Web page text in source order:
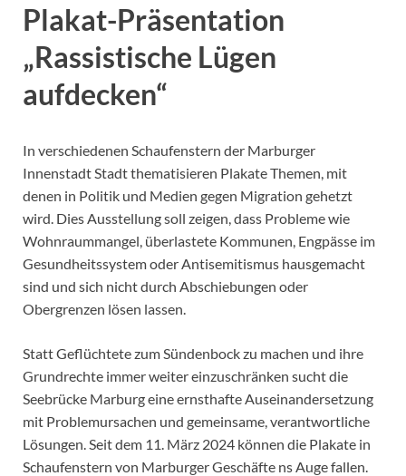
Plakat-Präsentation
„Rassistische Lügen
aufdecken“
In verschiedenen Schaufenstern der Marburger
Innenstadt Stadt thematisieren Plakate Themen, mit
denen in Politik und Medien gegen Migration gehetzt
wird. Dies Ausstellung soll zeigen, dass Probleme wie
Wohnraummangel, überlastete Kommunen, Engpässe im
Gesundheitssystem oder Antisemitismus hausgemacht
sind und sich nicht durch Abschiebungen oder
Obergrenzen lösen lassen.
Statt Geflüchtete zum Sündenbock zu machen und ihre
Grundrechte immer weiter einzuschränken sucht die
Seebrücke Marburg eine ernsthafte Auseinandersetzung
mit Problemursachen und gemeinsame, verantwortliche
Lösungen. Seit dem 11. März 2024 können die Plakate in
Schaufenstern von Marburger Geschäfte ns Auge fallen.